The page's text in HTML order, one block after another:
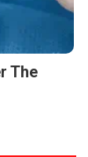
The